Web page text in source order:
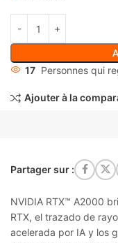
17 Personnes qui
Ajouter à la
Partager sur :
NVIDIA RTX™ A2000
RTX, el trazado de
acelerada por IA y los